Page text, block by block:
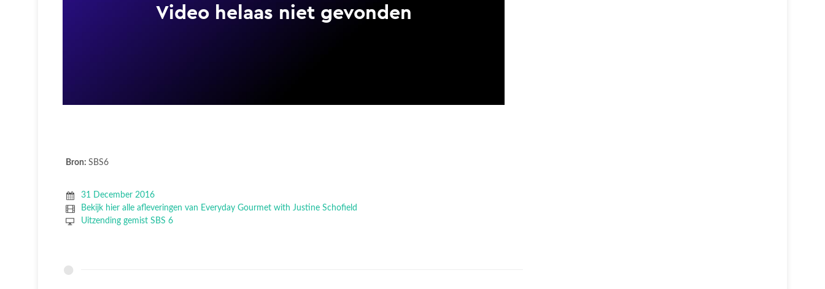
Bron: SBS6
31 December 2016
Bekijk hier alle afleveringen van Everyday Gourmet with Justine Schofield
Uitzending gemist SBS 6